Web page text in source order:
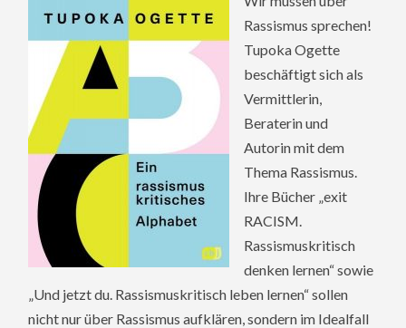
Rassismus sprechen!
Tupoka Ogette
beschäftigt sich als
Vermittlerin,
Beraterin und
Autorin mit dem
Thema Rassismus.
Ihre Bücher „exit
RACISM.
Rassismuskritisch
denken lernen“ sowie
„Und jetzt du. Rassismuskritisch leben lernen“ sollen
nicht nur über Rassismus aufklären, sondern im Idealfall